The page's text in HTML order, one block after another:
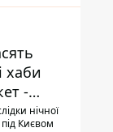
хаби
-
нічної
Києвом